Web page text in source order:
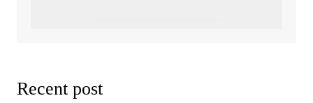
Recent post